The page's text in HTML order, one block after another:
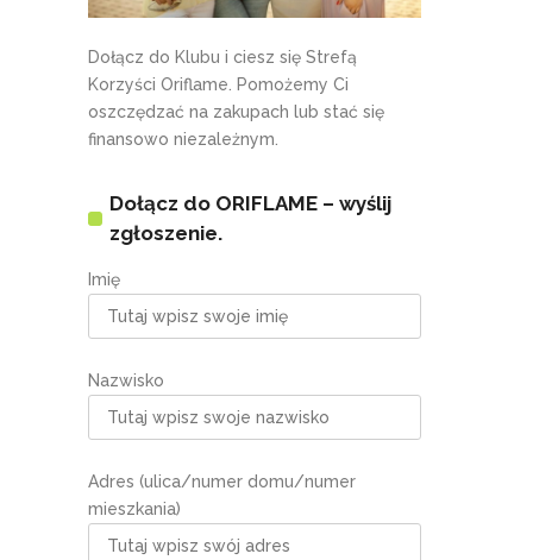
Dołącz do Klubu i ciesz się Strefą
Korzyści Oriflame. Pomożemy Ci
oszczędzać na zakupach lub stać się
finansowo niezależnym.
Dołącz do ORIFLAME – wyślij
zgłoszenie.
Imię
Nazwisko
Adres (ulica/numer domu/numer
mieszkania)